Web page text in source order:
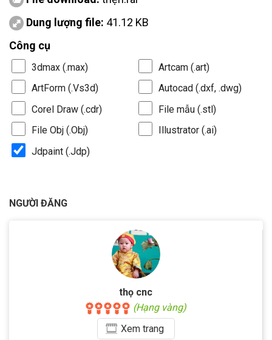
Dung lượng file: 41.12 KB
Công cụ
3dmax (.max)
Artcam (.art)
ArtForm (.Vs3d)
Autocad (.dxf, .dwg)
Corel Draw (.cdr)
File mẫu (.stl)
File Obj (.Obj)
Illustrator (.ai)
Jdpaint (.Jdp)
NGƯỜI ĐĂNG
thọ cnc
(Hạng vàng)
Xemtrang